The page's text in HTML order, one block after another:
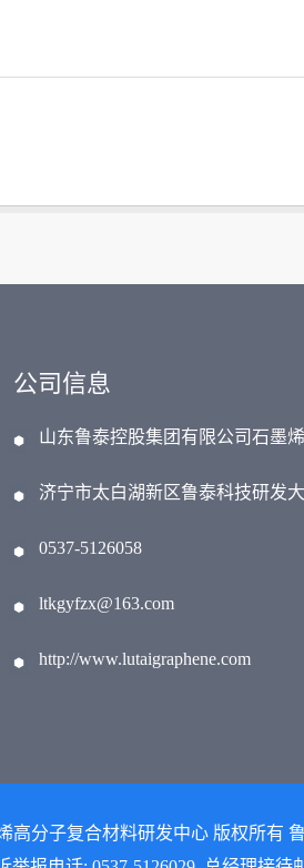
公司信息
山东鲁泰控股集团有限公司石墨
济宁市太白湖新区鲁泰科技研发
0537-5126058
ltkgyfzx@163.com
http://www.lutaigraphene.com
分子复合材料研发中心 版权所有